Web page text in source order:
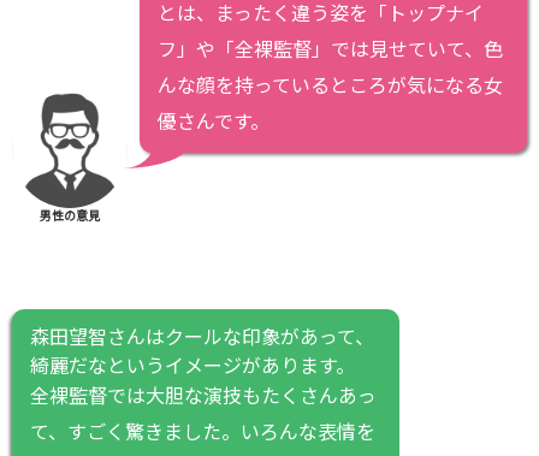
男性の意見
とは、まったく違う姿を「トップナイ
フ」や「全裸監督」では見せていて、色
んな顔を持っているところが気になる女
優さんです。
森田望智さんはクールな印象があって、
綺麗だなというイメージがあります。
全裸監督では大胆な演技もたくさんあっ
て、すごく驚きました。いろんな表情を